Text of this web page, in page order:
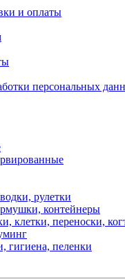
и оплаты
персональных
рулетки
контейнеры
клетки, переноски,
гигиена, пеленки